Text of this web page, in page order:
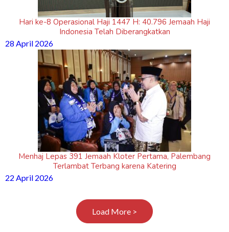
Hari ke-8 Operasional Haji 1447 H: 40.796 Jemaah Haji
Indonesia Telah Diberangkatkan
28 April 2026
Menhaj Lepas 391 Jemaah Kloter Pertama, Palembang
Terlambat Terbang karena Katering
22 April 2026
Load More >